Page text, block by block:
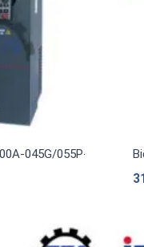
045G/055P-4 3 pha